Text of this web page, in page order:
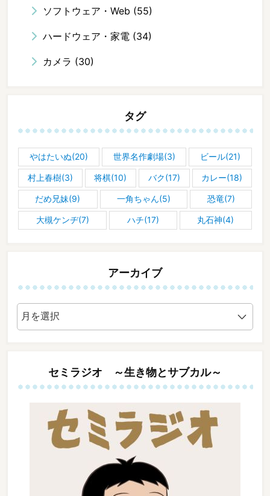
ソフトウェア・Web (55)
ハードウェア・家電 (34)
カメラ (30)
タグ
やはたいぬ(20) 世界名作劇場(3) ビール(21)
村上春樹(3) 将棋(10) バク(17) カレー(18)
だめ兄妹(9) 一角ちゃん(5) 恐竜(7)
大槻ケンヂ(7) ハチ(17) 丸石神(4)
アーカイブ
ア
ー
カ
セミラジオ ～生き物とサブカル～